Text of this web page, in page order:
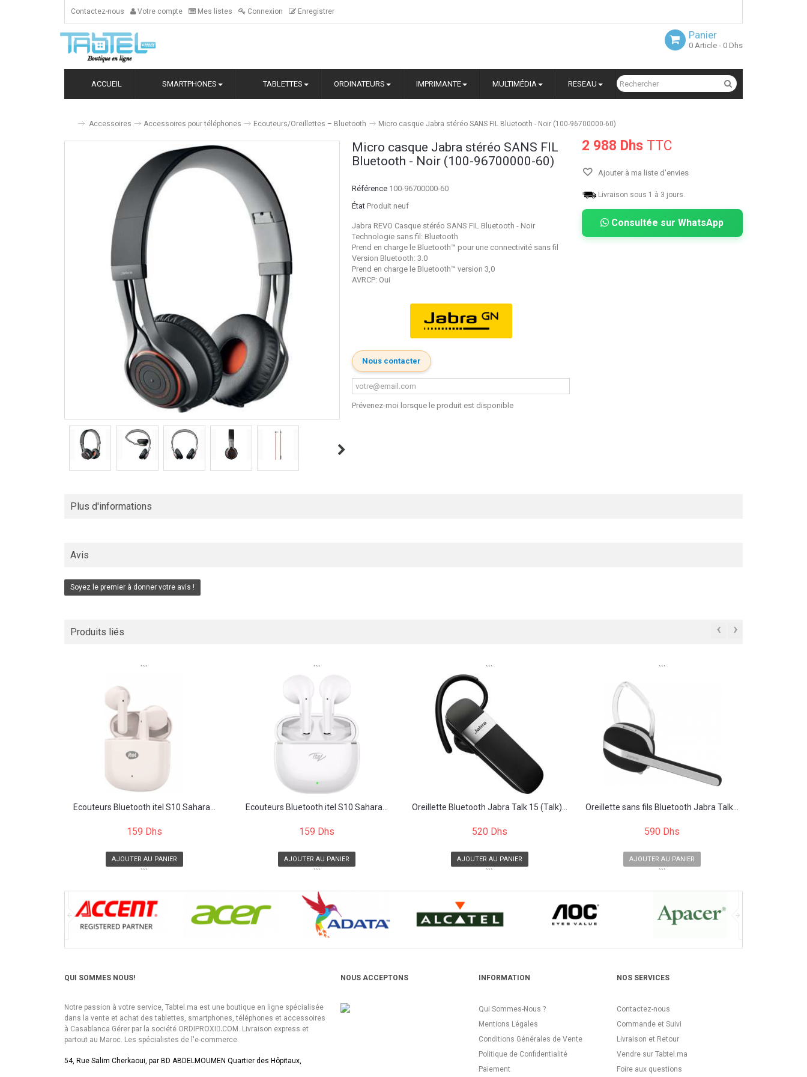
Contactez-nous Votre compte Mes listes Connexion Enregistrer
Panier
0 Article - 0 Dhs
ACCUEIL SMARTPHONES TABLETTES ORDINATEURS IMPRIMANTE MULTIMÉDIA RESEAU
Accessoires Accessoires pour téléphones Ecouteurs/Oreillettes – Bluetooth Micro casque Jabra stéréo SANS FIL Bluetooth - Noir (100-96700000-60)
Micro casque Jabra stéréo SANS FIL
Bluetooth - Noir (100-96700000-60)
Référence 100-96700000-60
État Produit neuf
Jabra REVO Casque stéréo SANS FIL Bluetooth - Noir
Technologie sans fil: Bluetooth
Prend en charge le Bluetooth™ pour une connectivité sans fil
Version Bluetooth: 3.0
Prend en charge le Bluetooth™ version 3,0
AVRCP: Oui
Nous contacter
Prévenez-moi lorsque le produit est disponible
2 988 Dhs TTC
Ajouter à ma liste d'envies
Livraison sous 1 à 3 jours.
Consultée sur WhatsApp
Plus d'informations
Avis
Soyez le premier à donner votre avis !
Produits liés ‹ ›
```
Écouteurs Bluetooth itel S10 Sahara...
159 Dhs
AJOUTER AU PANIER
```
```
Écouteurs Bluetooth itel S10 Sahara...
159 Dhs
AJOUTER AU PANIER
```
```
Oreillette Bluetooth Jabra Talk 15 (Talk)...
520 Dhs
AJOUTER AU PANIER
```
```
Oreillette sans fils Bluetooth Jabra Talk...
590 Dhs
AJOUTER AU PANIER
```
QUI SOMMES NOUS!
Notre passion à votre service, Tabtel.ma est une boutique en ligne spécialisée
dans la vente et achat des tablettes, smartphones, téléphones et accessoires
à Casablanca Gérer par la société ORDIPROXI.ِCOM. Livraison express et
partout au Maroc. Les spécialistes de l'e-commerce.
54, Rue Salim Cherkaoui, par BD ABDELMOUMEN Quartier des Hôpitaux,
NOUS ACCEPTONS INFORMATION
Qui Sommes-Nous ?
Mentions Légales
Conditions Générales de Vente
Politique de Confidentialité
Paiement
NOS SERVICES
Contactez-nous
Commande et Suivi
Livraison et Retour
Vendre sur Tabtel.ma
Foire aux questions